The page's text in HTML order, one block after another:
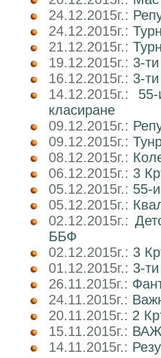
24.12.2015г.:
24.12.2015г.:
21.12.2015г.:
19.12.2015г.: 3-
16.12.2015г.: 3-
14.12.2015г.:
класиране
09.12.2015г.:
09.12.2015г.:
08.12.2015г.:
06.12.2015г.: 3
05.12.2015г.: 55-
05.12.2015г.:
02.12.2015г.:
ББФ
02.12.2015г.: 3
01.12.2015г.: 3-
26.11.2015г.:
24.11.2015г.:
20.11.2015г.: 2
15.11.2015г.:
14.11.2015г.: